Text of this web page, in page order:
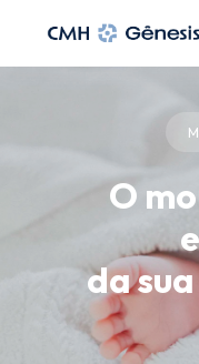
O
da